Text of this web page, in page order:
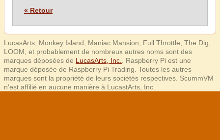
« Retour
LucasArts, Monkey Island, Maniac Mansion, Full Throttle, The Dig,
LOOM, et probablement de nombreux autres noms sont des
marques déposées de LucasArts, Inc.
. Raspberry Pi est une
marque déposée de Raspberry Pi Trading. Toutes les autres
marques sont la propriété de leurs sociétés respectives. ScummVM
n'est affilié en aucune manière à LucastArts, Inc.